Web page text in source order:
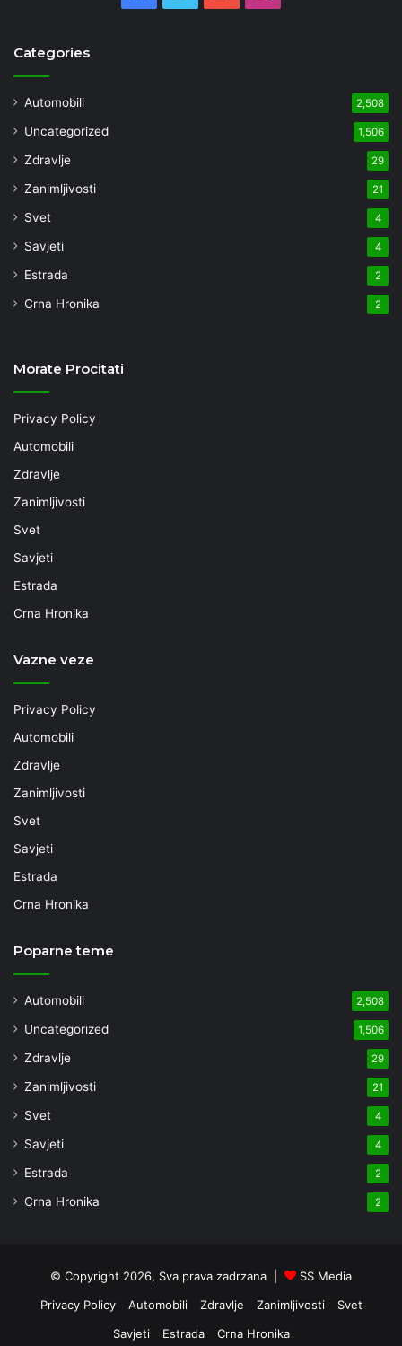
Categories
Automobili 2,508
Uncategorized 1,506
Zdravlje 29
Zanimljivosti 21
Svet 4
Savjeti 4
Estrada 2
Crna Hronika 2
Morate Procitati
Privacy Policy
Automobili
Zdravlje
Zanimljivosti
Svet
Savjeti
Estrada
Crna Hronika
Vazne veze
Privacy Policy
Automobili
Zdravlje
Zanimljivosti
Svet
Savjeti
Estrada
Crna Hronika
Poparne teme
Automobili 2,508
Uncategorized 1,506
Zdravlje 29
Zanimljivosti 21
Svet 4
Savjeti 4
Estrada 2
Crna Hronika 2
© Copyright 2026, Sva prava zadrzana |
SS Media
Privacy Policy
Automobili Zdravlje Zanimljivosti
Svet
Savjeti
Estrada Crna Hronika